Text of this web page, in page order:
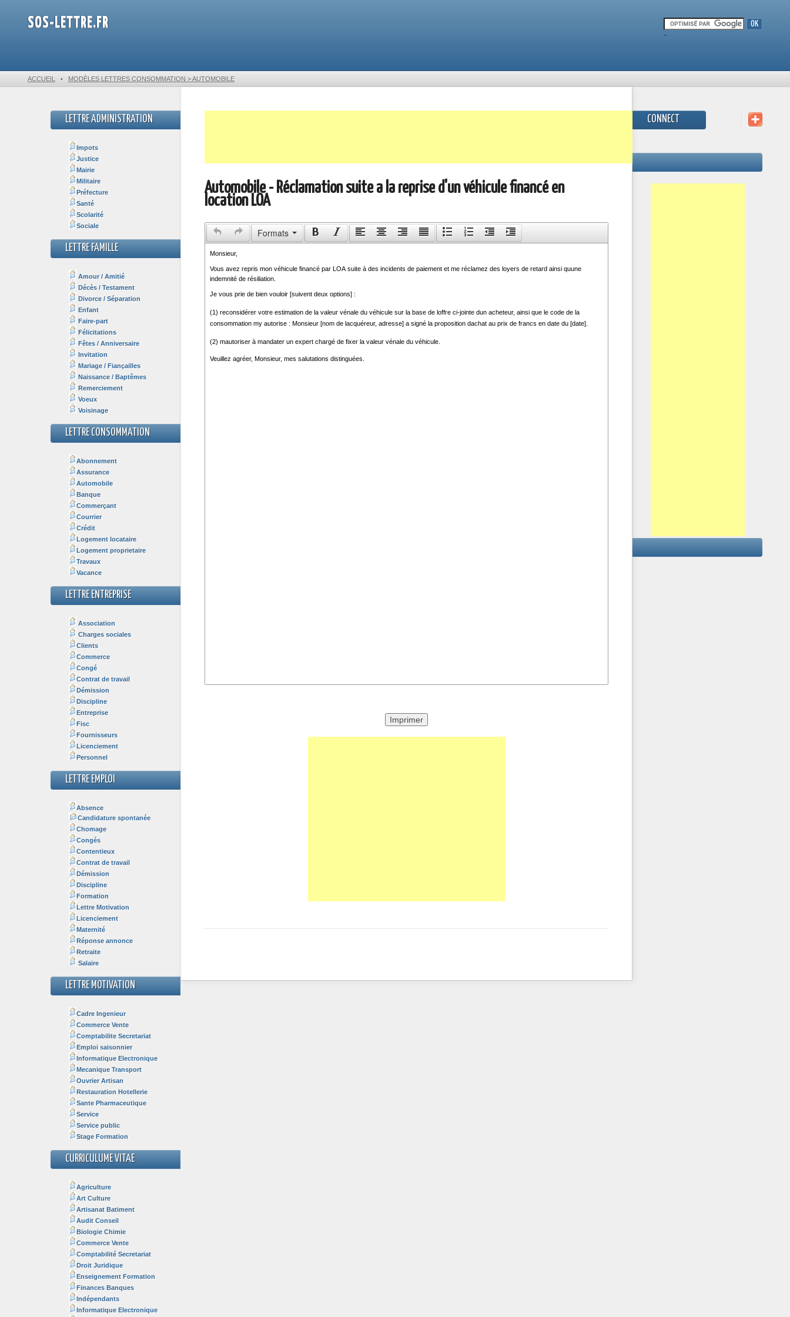
SOS-LETTRE.FR
-
ACCUEIL • MODÈLES LETTRES CONSOMMATION > AUTOMOBILE
LETTRE ADMINISTRATION
Impots
Justice
Mairie
Militaire
Préfecture
Santé
Scolarité
Sociale
LETTRE FAMILLE
Amour / Amitié
Décès / Testament
Divorce / Séparation
Enfant
Faire-part
Félicitations
Fêtes / Anniversaire
Invitation
Mariage / Fiançailles
Naissance / Baptêmes
Remerciement
Voeux
Voisinage
LETTRE CONSOMMATION
Abonnement
Assurance
Automobile
Banque
Commerçant
Courrier
Crédit
Logement locataire
Logement proprietaire
Travaux
Vacance
LETTRE ENTREPRISE
Association
Charges sociales
Clients
Commerce
Congé
Contrat de travail
Démission
Discipline
Entreprise
Fisc
Fournisseurs
Licenciement
Personnel
LETTRE EMPLOI
Absence
Candidature spontanée
Chomage
Congés
Contentieux
Contrat de travail
Démission
Discipline
Formation
Lettre Motivation
Licenciement
Maternité
Réponse annonce
Retraite
Salaire
LETTRE MOTIVATION
Cadre Ingenieur
Commerce Vente
Comptabilite Secretariat
Emploi saisonnier
Informatique Electronique
Mecanique Transport
Ouvrier Artisan
Restauration Hotellerie
Sante Pharmaceutique
Service
Service public
Stage Formation
CURRICULUME VITAE
Agriculture
Art Culture
Artisanat Batiment
Audit Conseil
Biologie Chimie
Commerce Vente
Comptabilité Secretariat
Droit Juridique
Enseignement Formation
Finances Banques
Indépendants
Informatique Electronique
Automobile - Réclamation suite a la reprise d'un véhicule financé en
location LOA
Formats
CONNECT